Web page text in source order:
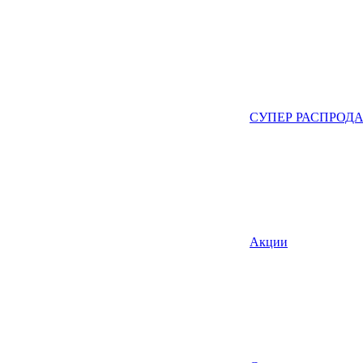
СУПЕР
Акции